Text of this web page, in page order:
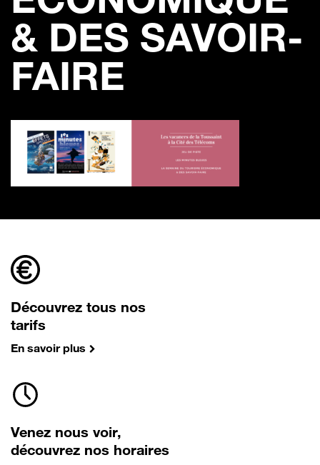
& DES SAVOIR-
FAIRE
Découvrez tous nos
tarifs
En savoir plus
Venez nous voir,
découvrez nos horaires